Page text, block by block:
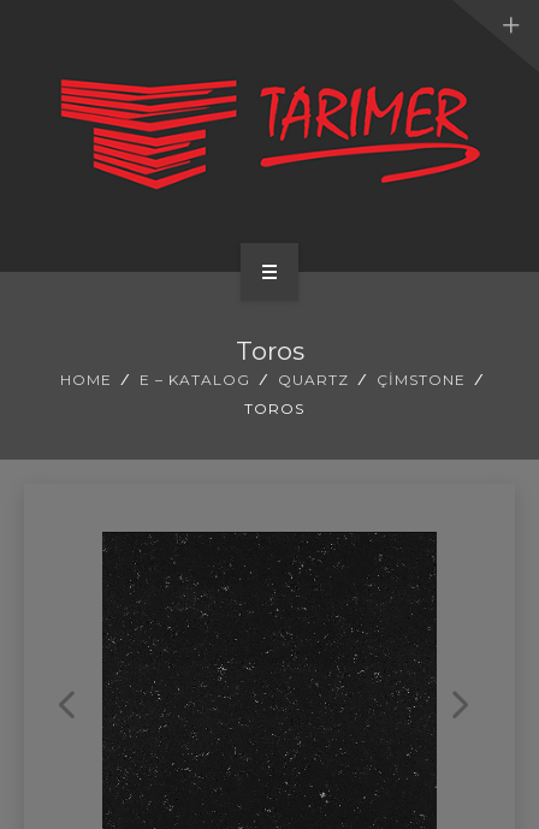
E-KATALOG
REFRANSLAR
Toros
HOME E – KATALOG QUARTZ
ÇIMSTONE
TOROS